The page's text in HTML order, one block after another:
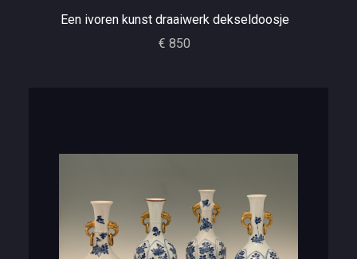
Een ivoren kunst draaiwerk dekseldoosje
€ 850